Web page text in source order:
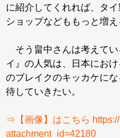
に紹介してくれれば、タ
ショップなどももっと増え
そう畠中さんは考えてい
イ』の人気は、日本にお
のブレイクのキッカケに
待していきたい。
⇒【画像】はこちら
attachment_id=42180